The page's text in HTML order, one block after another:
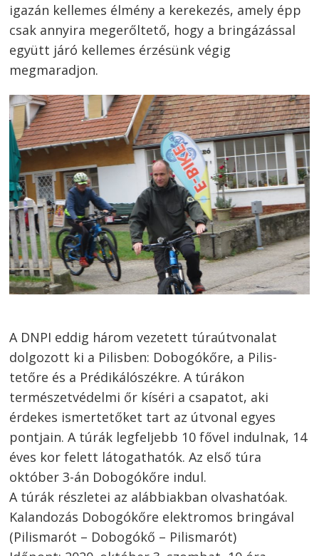
igazán kellemes élmény a kerekezés, amely épp
csak annyira megerőltető, hogy a bringázással
együtt járó kellemes érzésünk végig
megmaradjon.
A DNPI eddig három vezetett túraútvonalat
dolgozott ki a Pilisben: Dobogókőre, a Pilis-
tetőre és a Prédikálószékre. A túrákon
természetvédelmi őr kíséri a csapatot, aki
érdekes ismertetőket tart az útvonal egyes
pontjain. A túrák legfeljebb 10 fővel indulnak, 14
éves kor felett látogathatók. Az első túra
október 3-án Dobogókőre indul.
A túrák részletei az alábbiakban olvashatóak.
Kalandozás Dobogókőre elektromos bringával
(Pilismarót – Dobogókő – Pilismarót)